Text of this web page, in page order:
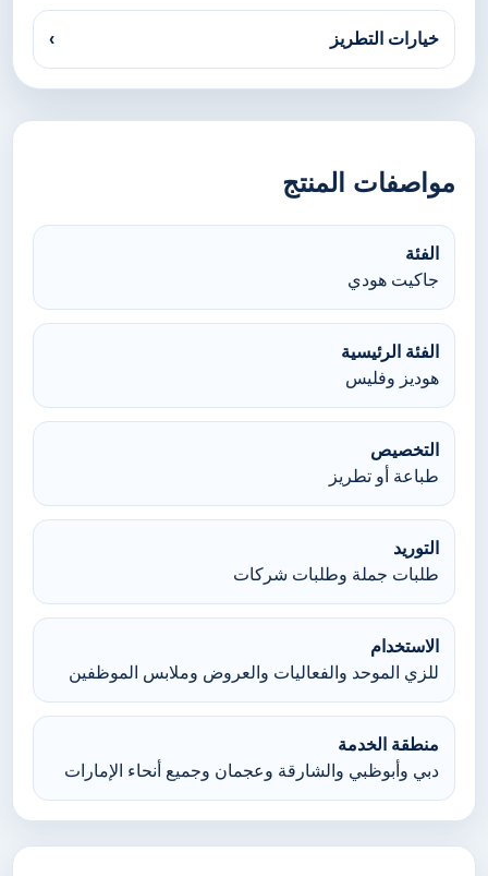
خيارات التطريز ›
مواصفات المنتج
الفئة
جاكيت هودي
الفئة الرئيسية
هوديز وفليس
التخصيص
طباعة أو تطريز
التوريد
طلبات جملة وطلبات شركات
الاستخدام
للزي الموحد والفعاليات والعروض وملابس الموظفين
منطقة الخدمة
دبي وأبوظبي والشارقة وعجمان وجميع أنحاء الإمارات